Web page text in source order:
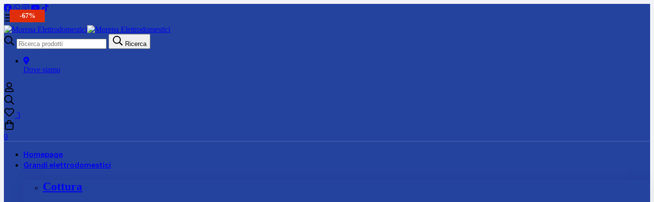
Ricerca
per:
Ricerca
Dove siamo
3
0
Homepage
Grandi elettrodomestici
Cottura
-38%
-20%
-25%
-18%
-67%